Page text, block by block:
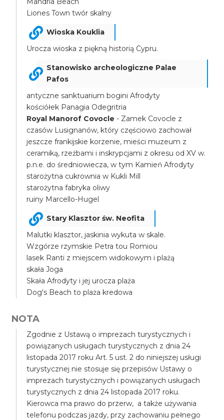
Liones Town twór skalny
Wioska Kouklia
Urocza wioska z piękną historią Cypru.
Stanowisko archeologiczne Palae
Pafos
antyczne sanktuarium bogini Afrodyty
kościółek Panagia Odegritria
Royal Manorof Covocle - Zamek Covocle z
czasów Lusignanów, który częściowo zachował
jeszcze frankijskie korzenie, mieści muzeum z
ceramiką, rzeźbami i inskrypcjami z okresu od XV w.
p.n.e. do średniowiecza, w tym Kamień Afrodyty
starożytna cukrownia w Kukli Mill
starożytna fabryka oliwy
ruiny Marcello-Hugel
Stary Klasztor św. Neofita
Malutki klasztor, jaskinia wykuta w skale.
Wzgórze rzymskie Petra tou Romiou
lasek Ranti z miejscem widokowym i plażą
skała Joga
Skała Afrodyty i jej urocza plaża
Dog's Beach to plaża kredowa
NOTA
Zgodnie z Ustawą o imprezach turystycznych i
powiązanych usługach turystycznych z dnia 24
listopada 2017 roku Art. 5 ust. 2 do niniejszej usługi
turystycznej nie stosuje się przepisów Ustawy o
imprezach turystycznych i powiązanych usługach
turystycznych z dnia 24 listopada 2017 roku.
Kierowca ma prawo do przerw, a także używania
telefonu podczas jazdy, przy zachowaniu pełnego